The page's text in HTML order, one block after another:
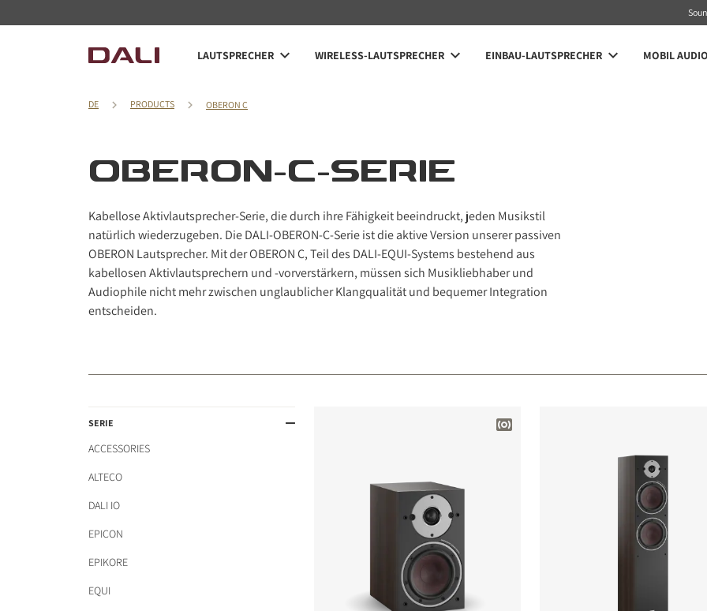
LAUTSPRECHER WIRELESS-LAUTSPRECHER EINBAU-LAUTSPRECHER MOBIL
DE PRODUCTS OBERON C
OBERON-C-SERIE
Kabellose Aktivlautsprecher-Serie, die durch ihre Fähigkeit beeindruckt, jeden Musikstil
natürlich wiederzugeben. Die DALI-OBERON-C-Serie ist die aktive Version unserer passiven
OBERON Lautsprecher. Mit der OBERON C, Teil des DALI-EQUI-Systems bestehend aus
kabellosen Aktivlautsprechern und -vorverstärkern, müssen sich Musikliebhaber und
Audiophile nicht mehr zwischen unglaublicher Klangqualität und bequemer Integration
entscheiden.
SERIE
ACCESSORIES
ALTECO
DALI IO
EPICON
EPIKORE
EQUI